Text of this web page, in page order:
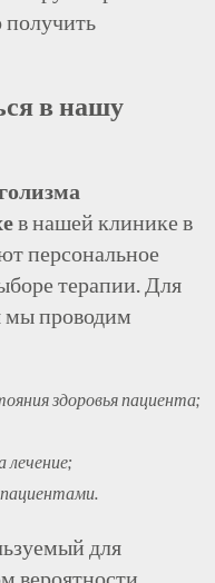
получить
в нашу
в нашей клинике в
персональное
терапии. Для
мы проводим
здоровья пациента;
лечение;
для
вероятности